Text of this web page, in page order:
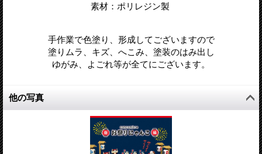
素材：ポリレジン製
手作業で色塗り、形成してございますので
塗りムラ、キズ、へこみ、塗装のはみ出し
ゆがみ、よごれ等が全てにございます。
他の写真